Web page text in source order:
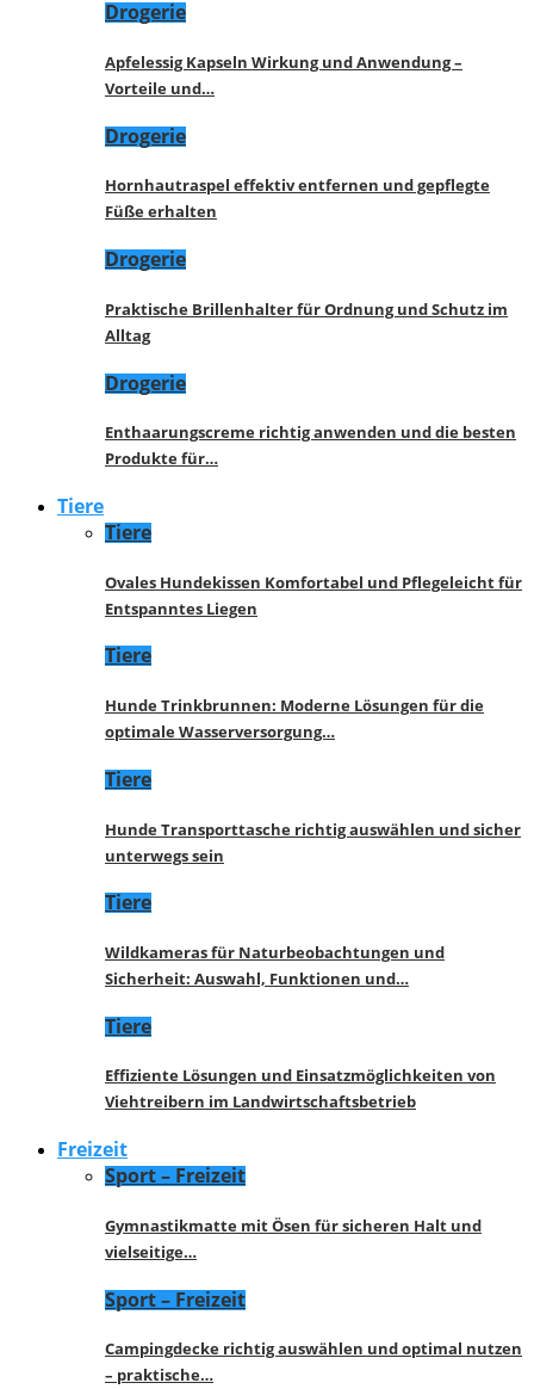
Drogerie
Apfelessig Kapseln Wirkung und Anwendung –
Vorteile und…
Drogerie
Hornhautraspel effektiv entfernen und gepflegte
Füße erhalten
Drogerie
Praktische Brillenhalter für Ordnung und Schutz im
Alltag
Drogerie
Enthaarungscreme richtig anwenden und die besten
Produkte für…
Tiere
Tiere
Ovales Hundekissen Komfortabel und Pflegeleicht für
Entspanntes Liegen
Tiere
Hunde Trinkbrunnen: Moderne Lösungen für die
optimale Wasserversorgung…
Tiere
Hunde Transporttasche richtig auswählen und sicher
unterwegs sein
Tiere
Wildkameras für Naturbeobachtungen und
Sicherheit: Auswahl, Funktionen und…
Tiere
Effiziente Lösungen und Einsatzmöglichkeiten von
Viehtreibern im Landwirtschaftsbetrieb
Freizeit
Sport – Freizeit
Gymnastikmatte mit Ösen für sicheren Halt und
vielseitige…
Sport – Freizeit
Campingdecke richtig auswählen und optimal nutzen
– praktische…